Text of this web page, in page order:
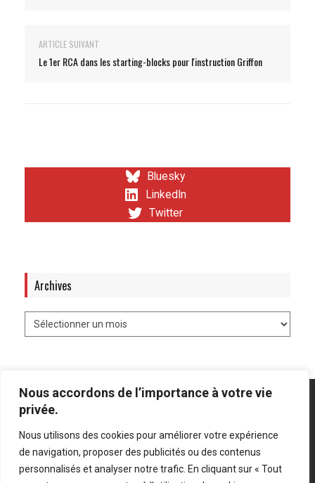
Nous accordons de l’importance à votre vie
privée.
Nous utilisons des cookies pour améliorer votre expérience
de navigation, proposer des publicités ou des contenus
personnalisés et analyser notre trafic. En cliquant sur « Tout
ARTICLE SUIVANT
Le 1er RCA dans les starting-blocks pour l'instruction Griffon
Bluesky
LinkedIn
Twitter
Archives
Mentions légales Politique de confidentialité